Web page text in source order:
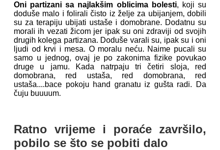
Oni partizani sa najlakšim oblicima bolesti, koji su
doduše malo i folirali čisto iz želje za ubijanjem, dobili
su za terapiju ubijati ustaše i domobrane. Dodatnu su
morali ih vezati žicom jer ipak su oni zdraviji od svojih
drugih kolega partizana. Doduše varali su, ipak su i oni
ljudi od krvi i mesa. O moralu neću. Naime pucali su
samo u jednog, ovaj je po zakonima fizike povukao
druge u jamu. Kada natrpaju tri četiri sloja, red
domobrana, red ustaša, red domobrana, red
ustaša....bace pokoju hand granatu iz gušta radi. Da
čuju buuuum.
Ratno vrijeme i poraće završilo,
pobilo se što se pobiti dalo